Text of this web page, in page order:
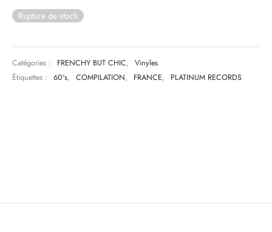
Rupture de stock
Catégories : FRENCHY BUT CHIC,
Vinyles
Étiquettes :
60's, COMPILATION, FRANCE, PLATINUM RECORDS